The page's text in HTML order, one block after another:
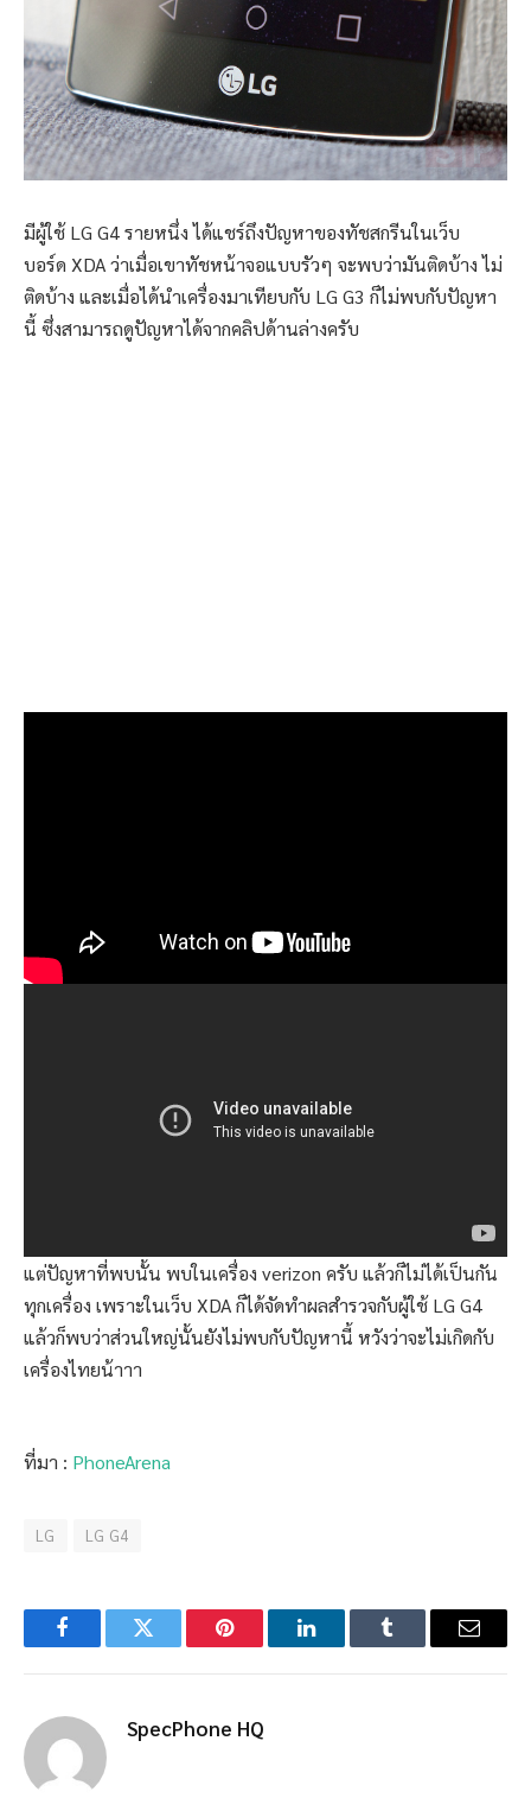
มีผู้ใช้ LG G4 รายหนึ่ง ได้แชร์ถึงปัญหาของทัชสกรีนในเว็บ
บอร์ด XDA ว่าเมื่อเขาทัชหน้าจอแบบรัวๆ จะพบว่ามันติดบ้าง ไม่
ติดบ้าง และเมื่อได้นำเครื่องมาเทียบกับ LG G3 ก็ไม่พบกับปัญหา
นี้ ซึ่งสามารถดูปัญหาได้จากคลิปด้านล่างครับ
แต่ปัญหาที่พบนั้น พบในเครื่อง verizon ครับ แล้วก็ไม่ได้เป็นกัน
ทุกเครื่อง เพราะในเว็บ XDA ก็ได้จัดทำผลสำรวจกับผู้ใช้ LG G4
แล้วก็พบว่าส่วนใหญ่นั้นยังไม่พบกับปัญหานี้ หวังว่าจะไม่เกิดกับ
เครื่องไทยน้าาา
ที่มา : PhoneArena
LG LG G4
FacebookTwitter Pinterest LinkedInTumblr Email
SpecPhone HQ